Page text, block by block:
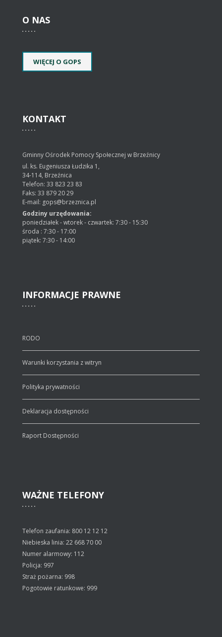
O NAS
WIĘCEJ O GOPS
KONTAKT
Gminny Ośrodek Pomocy Społecznej w Brzeźnicy
ul. ks. Eugeniusza Łudzika 1,
34-114, Brzeźnica
Telefon: 33 823 23 83
Faks: 33 879 20 29
E-mail: gops@brzeznica.pl
Godziny urzędowania:
poniedziałek - wtorek - czwartek: 7:30 - 15:30
środa : 7:30 - 17:00
piątek: 7:30 - 14:00
INFORMACJE PRAWNE
RODO
Warunki korzystania z witryn
Polityka prywatności
Deklaracja dostępności
Raport Dostępności
WAŻNE TELEFONY
Telefon zaufania: 800 12 12 12
Niebieska linia: 22 668 70 00
Numer alarmowy: 112
Policja: 997
Straż pożarna: 998
Pogotowie ratunkowe: 999